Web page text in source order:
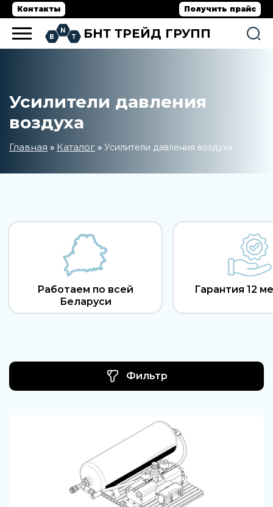
Контакты Получить прайс
БНТ ТРЕЙД ГРУПП
Усилители давления
воздуха
Главная » Каталог » Усилители давления воздуха
Работаем по всей
Беларуси
Гарантия 12
Фильтр